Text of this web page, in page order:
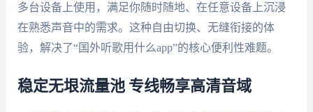
多台设备上使用，满足你随时随地、在任意设备上沉浸
在熟悉声音中的需求。这种自由切换、无缝衔接的体
验，解决了“国外听歌用什么app”的核心便利性难题。
稳定无垠流量池 专线畅享高清音域